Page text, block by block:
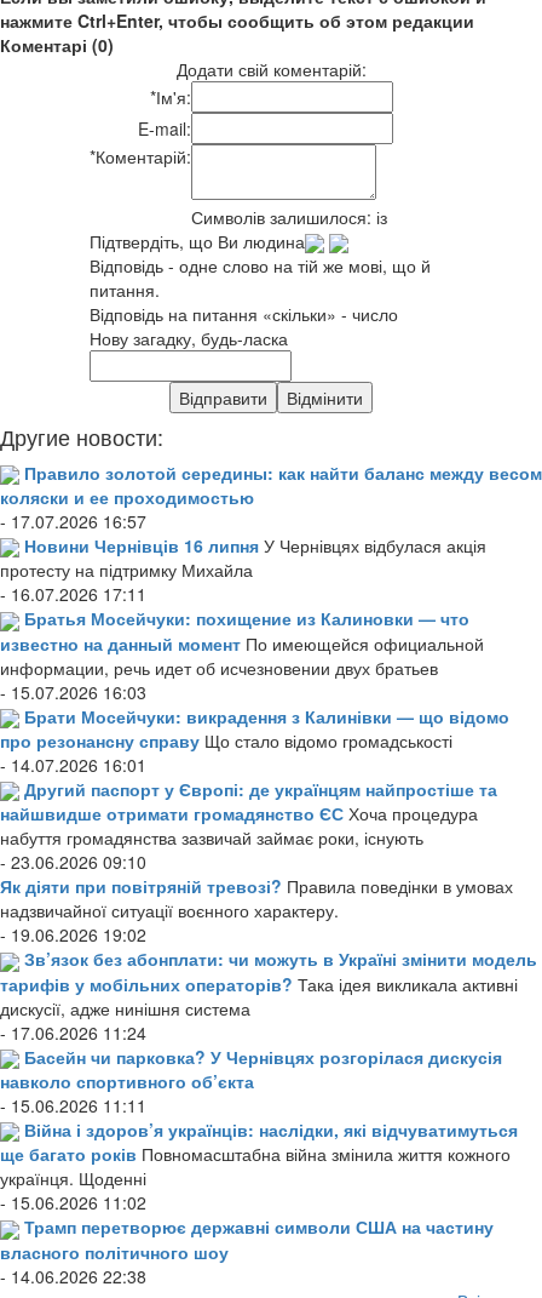
нажмите Ctrl+Enter, чтобы сообщить об этом редакции
Коментарі (0)
Додати свій коментарій:
*Ім'я:
E-mail:
*Коментарій:
Символів залишилося: із
Підтвердіть, що Ви людина
Відповідь - одне слово на тій же мові, що й
питання.
Відповідь на питання «скільки» - число
Нову загадку, будь-ласка
Другие новости:
Правило золотой середины: как найти баланс между весом
коляски и ее проходимостью
- 17.07.2026 16:57
Новини Чернівців 16 липня У Чернівцях відбулася акція
протесту на підтримку Михайла
- 16.07.2026 17:11
Братья Мосейчуки: похищение из Калиновки — что
известно на данный момент По имеющейся официальной
информации, речь идет об исчезновении двух братьев
- 15.07.2026 16:03
Брати Мосейчуки: викрадення з Калинівки — що відомо
про резонансну справу Що стало відомо громадськості
- 14.07.2026 16:01
Другий паспорт у Європі: де українцям найпростіше та
найшвидше отримати громадянство ЄС Хоча процедура
набуття громадянства зазвичай займає роки, існують
- 23.06.2026 09:10
Як діяти при повітряній тревозі? Правила поведінки в умовах
надзвичайної ситуації воєнного характеру.
- 19.06.2026 19:02
Зв’язок без абонплати: чи можуть в Україні змінити модель
тарифів у мобільних операторів? Така ідея викликала активні
дискусії, адже нинішня система
- 17.06.2026 11:24
Басейн чи парковка? У Чернівцях розгорілася дискусія
навколо спортивного об’єкта
- 15.06.2026 11:11
Війна і здоров’я українців: наслідки, які відчуватимуться
ще багато років Повномасштабна війна змінила життя кожного
українця. Щоденні
- 15.06.2026 11:02
Трамп перетворює державні символи США на частину
власного політичного шоу
- 14.06.2026 22:38